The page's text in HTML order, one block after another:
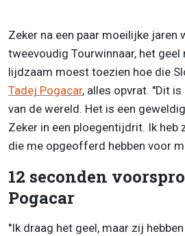
Zeker na een paar moeilijke jaren
tweevoudig Tourwinnaar, het
lijdzaam moest toezien hoe die
Tadej Pogacar, alles opvrat. ''Dit
van de wereld. Het is een
Zeker in een ploegentijdrit. Ik heb
die me opgeofferd hebben voor
12 seconden
Pogacar
''Ik draag het geel, maar zij